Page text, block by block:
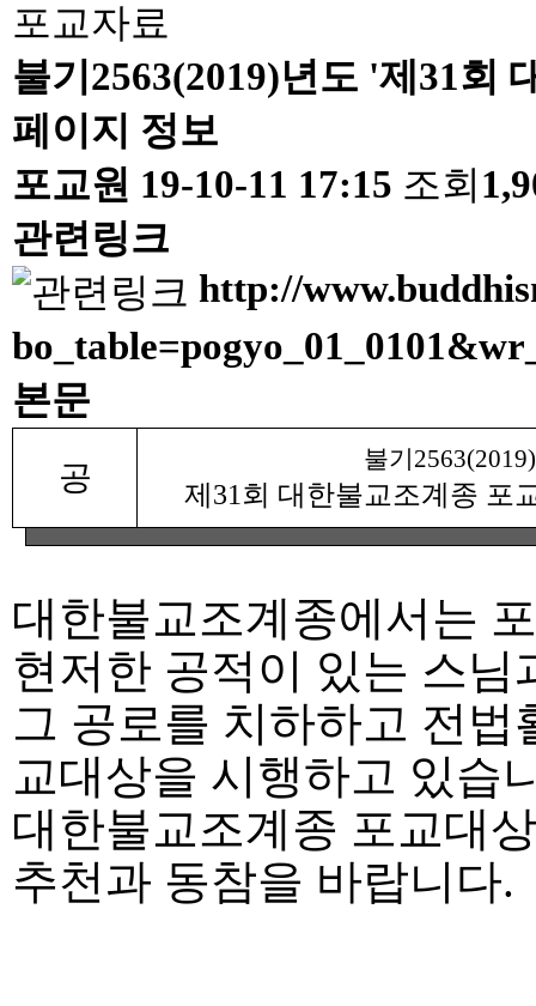
포교자료
불기2563(2019)년도 '제31회
페이지 정보
포교원 19-10-11 17:15 조회
관련링크
http://
본문
공 불기2563(2019)
제 31 회 대한불교조계종 포
대한불교조계종에서는
현저한 공적이 있는 스
그 공로를 치하하고 전
교대상을 시행하고 있습
대한불교조계종 포교대상
추천과 동참을 바랍니다.